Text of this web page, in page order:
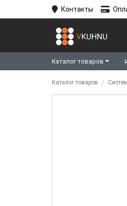
Контакты
Каталог товаров
Каталог товаров